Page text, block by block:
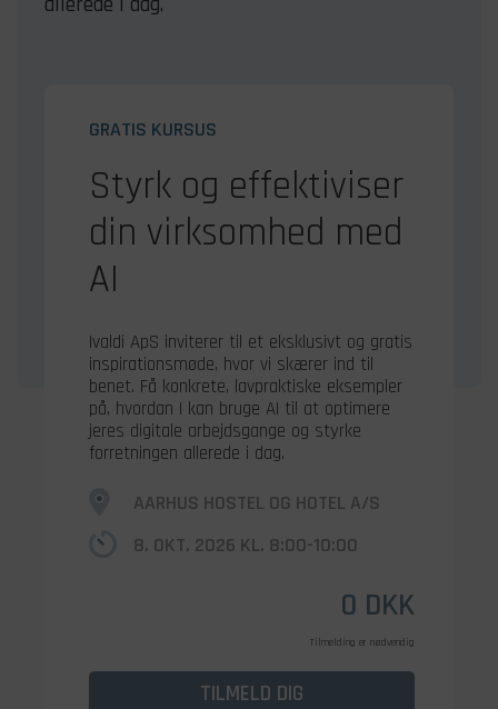
Styrk og effektiviser
din virksomhed med
AI
GRATIS KURSUS
Ivaldi ApS inviterer til et eksklusivt og gratis
inspirationsmøde, hvor vi skærer ind til
benet. Få konkrete, lavpraktiske eksempler
på, hvordan I kan bruge AI til at optimere
jeres digitale arbejdsgange og styrke
forretningen allerede i dag.
AARHUS HOSTEL OG HOTEL A/S
8. OKT. 2026 KL. 8:00-10:00
0 DKK
Tilmelding er nødvendig
TILMELD DIG